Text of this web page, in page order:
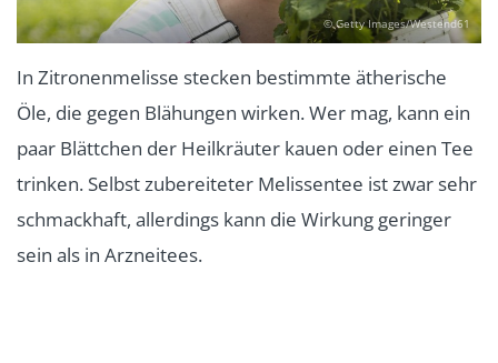
© Getty Images/Westend61
In Zitronenmelisse stecken bestimmte ätherische
Öle, die gegen Blähungen wirken. Wer mag, kann ein
paar Blättchen der Heilkräuter kauen oder einen Tee
trinken. Selbst zubereiteter Melissentee ist zwar sehr
schmackhaft, allerdings kann die Wirkung geringer
sein als in Arzneitees.